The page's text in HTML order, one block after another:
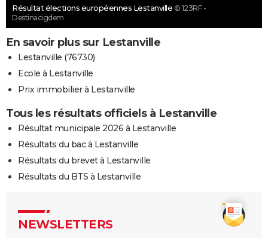
Résultat élections européennes Lestanville © 123RF -
Destinacigdem
En savoir plus sur Lestanville
Lestanville (76730)
Ecole à Lestanville
Prix immobilier à Lestanville
Tous les résultats officiels à Lestanville
Résultat municipale 2026 à Lestanville
Résultats du bac à Lestanville
Résultats du brevet à Lestanville
Résultats du BTS à Lestanville
NEWSLETTERS